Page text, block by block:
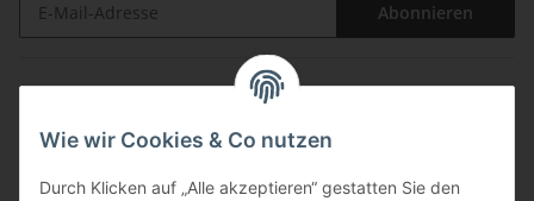
Abonnieren
Wie wir Cookies & Co nutzen
Durch Klicken auf „Alle akzeptieren“ gestatten Sie den